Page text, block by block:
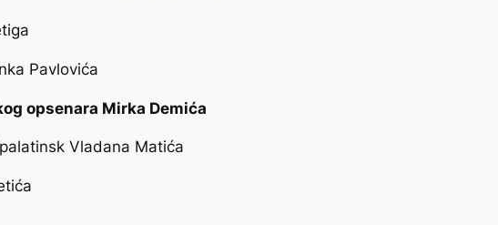
Pavlovića
opsenara Mirka Demića
Vladana Matića